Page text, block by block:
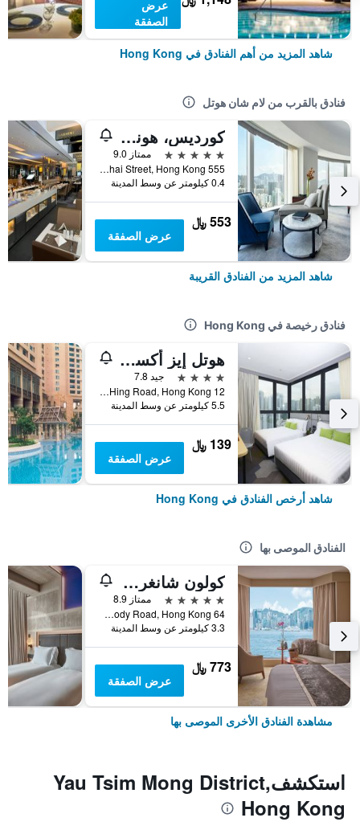
عرض
الصفقة
شاهد المزيد من أهم الفنادق في Hong Kong
فنادق بالقرب من لام شان هوتل
كورديس، هونج كونج
5 نجوم
ممتاز 9.0
555 Shanghai Street, Hong Kong, هونغ كونغ
0.4 كيلومتر عن وسط المدينة
553 ﷼
عرض الصفقة
شاهد المزيد من الفنادق القريبة
فنادق رخيصة في Hong Kong
هوتل إيز أكسيس تسين وان
4 نجوم
جيد 7.8
12 Ka Hing Road, Hong Kong, هونغ كونغ
5.5 كيلومتر عن وسط المدينة
139 ﷼
عرض الصفقة
شاهد أرخص الفنادق في Hong Kong
الفنادق الموصى بها
كولون شانغري- لا
5 نجوم
ممتاز 8.9
64 Mody Road, Hong Kong, هونغ كونغ
3.3 كيلومتر عن وسط المدينة
773 ﷼
عرض الصفقة
مشاهدة الفنادق الأخرى الموصى بها
استكشفYau Tsim Mong District,
Hong Kong